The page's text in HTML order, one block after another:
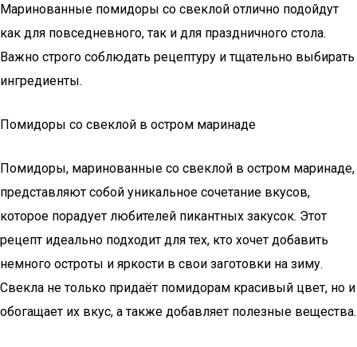
Маринованные помидоры со свеклой отлично подойдут
как для повседневного, так и для праздничного стола.
Важно строго соблюдать рецептуру и тщательно выбирать
ингредиенты.
Помидоры со свеклой в остром маринаде
Помидоры, маринованные со свеклой в остром маринаде,
представляют собой уникальное сочетание вкусов,
которое порадует любителей пикантных закусок. Этот
рецепт идеально подходит для тех, кто хочет добавить
немного остроты и яркости в свои заготовки на зиму.
Свекла не только придаёт помидорам красивый цвет, но и
обогащает их вкус, а также добавляет полезные вещества.